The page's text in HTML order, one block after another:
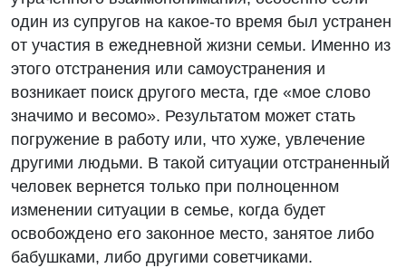
один из супругов на какое-то время был устранен
от участия в ежедневной жизни семьи. Именно из
этого отстранения или самоустранения и
возникает поиск другого места, где «мое слово
значимо и весомо». Результатом может стать
погружение в работу или, что хуже, увлечение
другими людьми. В такой ситуации отстраненный
человек вернется только при полноценном
изменении ситуации в семье, когда будет
освобождено его законное место, занятое либо
бабушками, либо другими советчиками.